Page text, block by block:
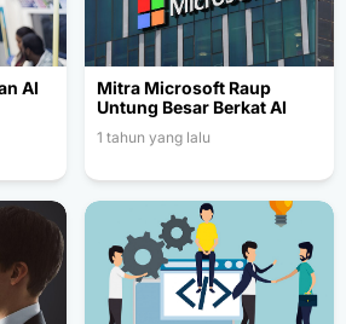
AI
Mitra Microsoft Raup
Untung Besar Berkat AI
1 tahun yang lalu